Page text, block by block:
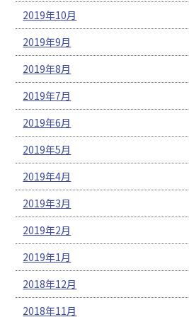
2019年10月
2019年9月
2019年8月
2019年7月
2019年6月
2019年5月
2019年4月
2019年3月
2019年2月
2019年1月
2018年12月
2018年11月